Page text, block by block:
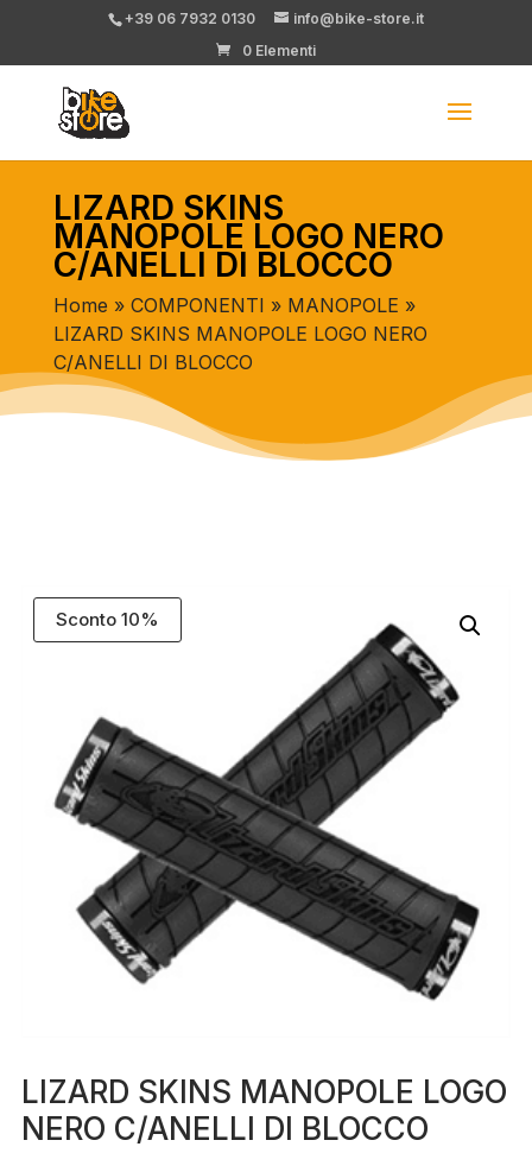
+39 06 7932 0130
info@bike-store.it
0 Elementi
LIZARD SKINS
MANOPOLE LOGO NERO
C/ANELLI DI BLOCCO
Home » COMPONENTI » MANOPOLE »
LIZARD SKINS MANOPOLE LOGO NERO
C/ANELLI DI BLOCCO
Sconto 10%
LIZARD SKINS MANOPOLE LOGO
NERO C/ANELLI DI BLOCCO